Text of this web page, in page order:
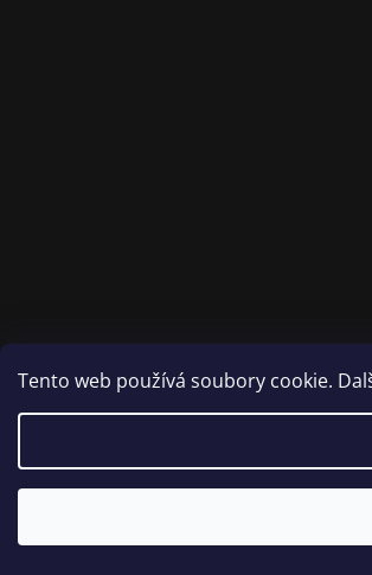
Tento web používá soubory cookie.